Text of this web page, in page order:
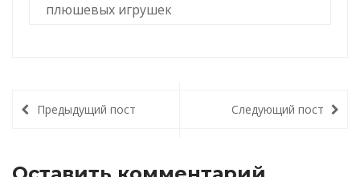
плюшевых игрушек
Предыдущий пост Следующий пост